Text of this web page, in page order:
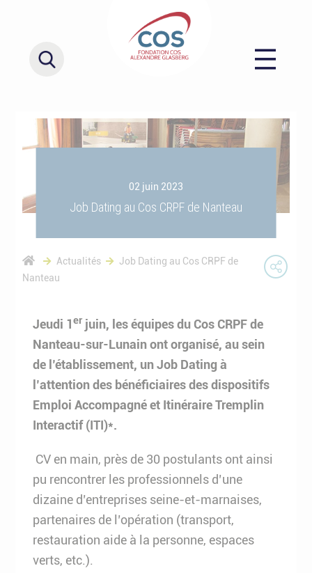
02 juin 2023
Job Dating au Cos CRPF de Nanteau
Actualités
Job Dating au Cos CRPF de
Nanteau
Jeudi 1er juin, les équipes du Cos CRPF de
Nanteau-sur-Lunain ont organisé, au sein
de l’établissement, un Job Dating à
l’attention des bénéficiaires des dispositifs
Emploi Accompagné et Itinéraire Tremplin
Interactif (ITI)*.
CV en main, près de 30 postulants ont ainsi
pu rencontrer les professionnels d’une
dizaine d’entreprises seine-et-marnaises,
partenaires de l’opération (transport,
restauration aide à la personne, espaces
verts, etc.).